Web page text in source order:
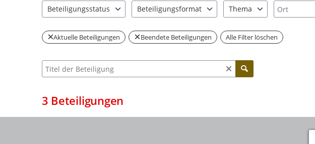
Beteiligungsstatus
Beteiligungsformat
Thema
Ort
Aktuelle Beteiligungen Beendete Beteiligungen Alle Filter löschen
Suche nach Beteiligung
3 Beteiligungen